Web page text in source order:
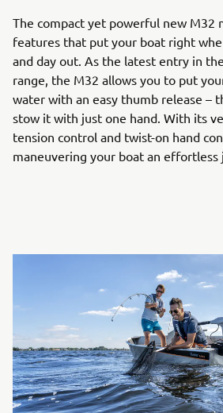
The compact yet powerful new M32
features that put your boat right
and day out. As the latest entry in
range, the M32 allows you to put
water with an easy thumb release –
stow it with just one hand. With its
tension control and twist-on hand
maneuvering your boat an effortless